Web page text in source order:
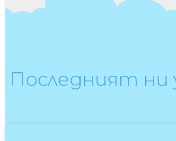
Последният ни